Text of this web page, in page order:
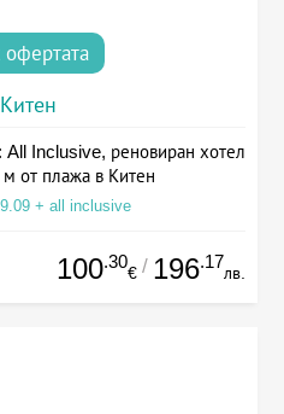
офертата
Китен
All Inclusive, реновиран хотел
от плажа в Китен
+ all inclusive
100.30
€ / 196.17
лв.